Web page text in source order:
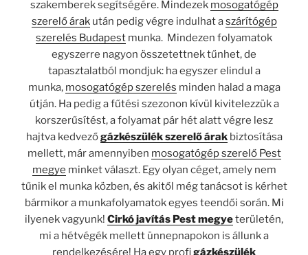
szakemberek segítségére. Mindezek mosogatógép
szerelő árakután pedig végre indulhat aszárítógép
szerelés Budapest munka. Mindezen folyamatok
egyszerre nagyon összetettnek tűnhet, de
tapasztalatból mondjuk: ha egyszer elindul a
munka, mosogatógép szerelés minden halad a maga
útján. Ha pedig a fűtési szezonon kívül kivitelezzük a
korszerűsítést, a folyamat pár hét alatt végre lesz
hajtva kedvezőgázkészülék szerelő árakbiztosítása
mellett, már amennyiben mosogatógép szerelő Pest
megye minket választ. Egy olyan céget, amely nem
tűnik el munka közben, és akitől még tanácsot is kérhet
bármikor a munkafolyamatok egyes teendői során. Mi
ilyenek vagyunk! Cirkó javítás Pest megyeterületén,
mi a hétvégék mellett ünnepnapokon is állunk a
rendelkezésére! Ha egy profigázkészülék